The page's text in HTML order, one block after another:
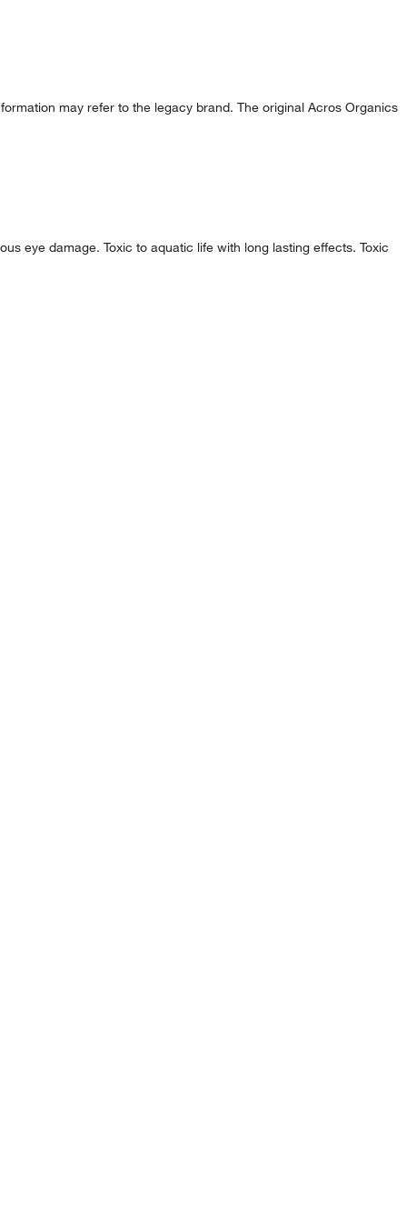
may refer to the legacy brand. The original Acros Organics
eye damage. Toxic to aquatic life with long lasting effects. Toxic